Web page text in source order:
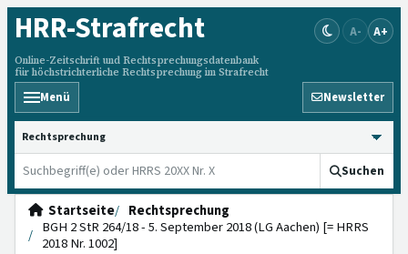
HRR-Strafrecht
Online-Zeitschrift und Rechtsprechungsdatenbank
für höchstrichterliche Rechtsprechung im Strafrecht
A- A+
Menü Newsletter
HRRS durchsuchen
Suchen
Startseite
Rechtsprechung
BGH 2 StR 264/18 - 5. September 2018 (LG Aachen) [= HRRS
2018 Nr. 1002]